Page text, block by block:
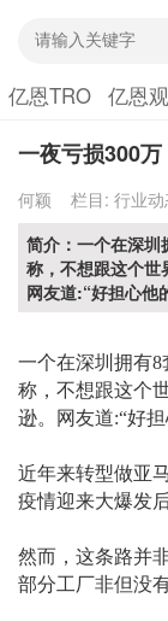
亿恩TRO 亿恩
一夜亏损300
何颖 栏目: 行业
简介：一个在深圳
称，不想跟这个世
网友道:“好担心他
一个在深圳拥有8
称，不想跟这个
逊。网友道:“好
近年来转型做亚
疫情迎来大爆发
然而，这条路并
部分工厂非但没